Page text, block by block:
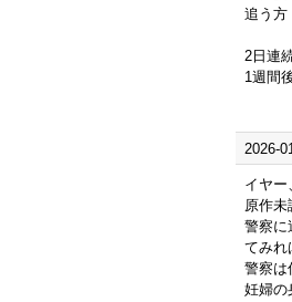
追う方
2日連
1週間
2026-
イヤー
原作未
警察に
てみれ
警察は
妊婦の